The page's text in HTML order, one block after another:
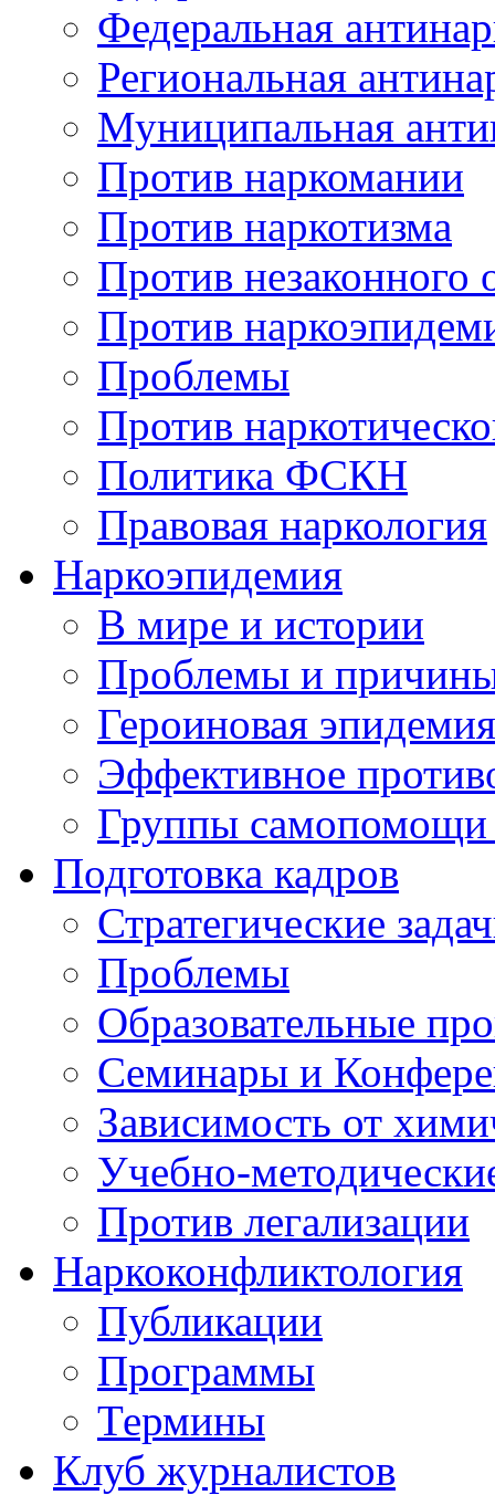
Федеральная
Региональная
Муниципальная
Против наркомании
Против наркотизма
Против незаконного
Против
Проблемы
Против
Политика ФСКН
Правовая наркология
Наркоэпидемия
В мире и истории
Проблемы и
Героиновая эпидемия
Эффективное
Группы самопомощи
Подготовка кадров
Стратегические
Проблемы
Образовательные
Семинары и
Зависимость от
Учебно-
Против легализации
Наркоконфликтология
Публикации
Программы
Термины
Клуб журналистов